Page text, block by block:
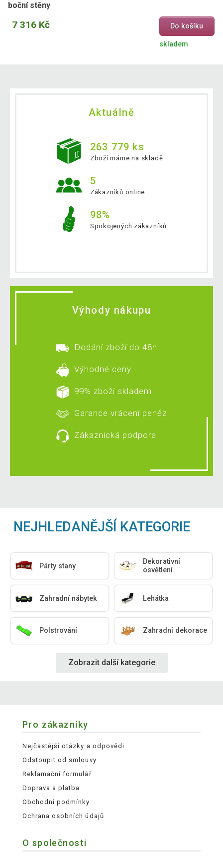
boční stěny
7 316 Kč Do košíku
skladem
Aktuálně
263 779 ks
Zboží máme na skladě
5
Zákazníků online
98%
Spokojených zákazníků
Výhody nákupu
Dodání zboží do 48h
Výhodné ceny
99% zboží skladem
Garance vrácení peněz
Zákaznická podpora
NEJHLEDANĚJŠÍ KATEGORIE
Párty stany
Dekorativní
osvětlení
Zahradní nábytek Lehátka
Polstrování Zahradní dekorace
Zobrazit další kategorie
Pro zákazníky
Nejčastější otázky a odpovědi
Odstoupit od smlouvy
Reklamační formulář
Doprava a platba
Obchodní podmínky
Ochrana osobních údajů
O společnosti